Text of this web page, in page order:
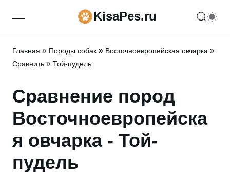
open navigation menuKisaPes.ru
Главная » Породы собак » Восточноевропейская овчарка »
Сравнить » Той-пудель
Сравнение пород
Восточноевропейска
я овчарка - Той-
пудель